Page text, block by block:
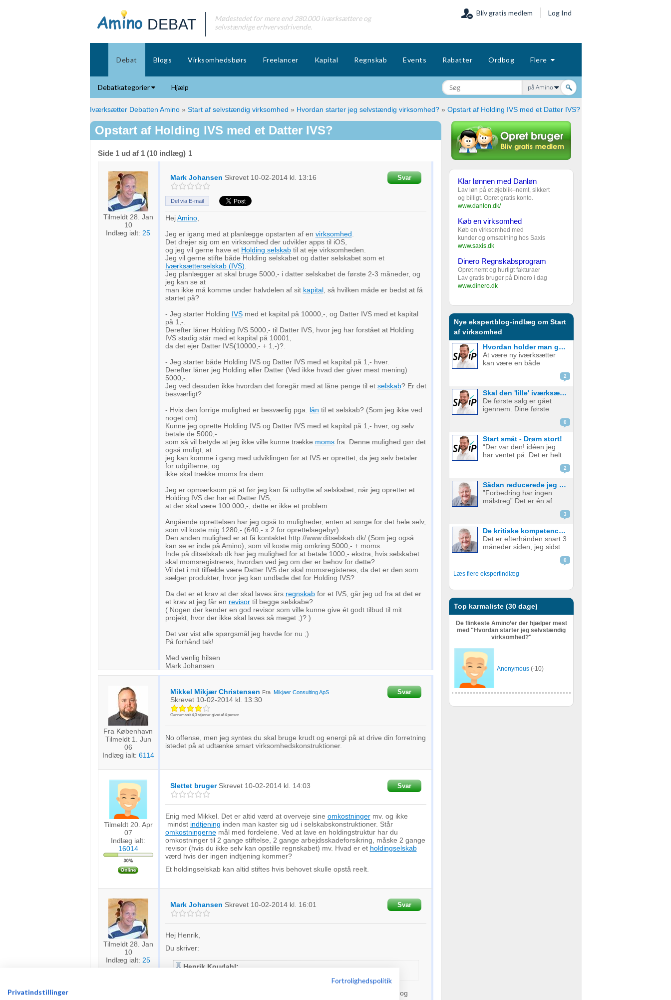
DEBAT
Mødestedet for mere end 280.000 iværksættere og
selvstændige erhvervsdrivende.
Bliv gratis medlem Log Ind
Debat Blogs Virksomhedsbørs Freelancer Kapital Regnskab Events Rabatter Ordbog Flere
Debatkategorier Hjælp på Amino
Iværksætter Debatten Amino » Start af selvstændig virksomhed » Hvordan starter jeg selvstændig virksomhed? » Opstart af Holding IVS med et Datter IVS?
Opstart af Holding IVS med et Datter IVS?
Side 1 ud af 1 (10 indlæg) 1
Tilmeldt 28. Jan
10
Indlæg ialt: 25
Mark Johansen Skrevet 10-02-2014kl. 13:16 Svar
Del via E-mail
HejAmino,
Jeg er igang med at planlægge opstarten af en virksomhed
Det drejer sig om en virksomhed der udvikler apps til iOS,
og jeg vil gerne have et Holding selskabtil at eje virksomheden.
Jeg vil gerne stifte både Holding selskabet og datter selskabet som et
Iværksætterselskab (IVS)
Jeg planlægger at skal bruge 5000,- i datter selskabet de første 2-3 måneder, og
jeg kan se at
man ikke må komme under halvdelen af sit kapital, så hvilken måde er bedst at få
startet på?
- Jeg starter Holding IVSmed et kapital på 10000,-, og Datter IVS med et kapital
på 1,-.
Derefter låner Holding IVS 5000,- til Datter IVS, hvor jeg har forstået at Holding
IVS stadig står med et kapital på 10001,
da det ejer Datter IVS(10000,- + 1,-)?.
- Jeg starter både Holding IVS og Datter IVS med et kapital på 1,- hver.
Derefter låner jeg Holding eller Datter (Ved ikke hvad der giver mest mening)
5000,-.
Jeg ved desuden ikke hvordan det foregår med at låne penge til et selskab? Er det
besværligt?
- Hvis den forrige mulighed er besværlig pga. lån til et selskab? (Som jeg ikke ved
noget om)
Kunne jeg oprette Holding IVS og Datter IVS med et kapital på 1,- hver, og selv
betale de 5000,-
som så vil betyde at jeg ikke ville kunne trække momsfra. Denne mulighed gør det
også muligt, at
jeg kan komme i gang med udviklingen før at IVS er oprettet, da jeg selv betaler
for udgifterne, og
ikke skal trække moms fra dem.
Jeg er opmærksom på at før jeg kan få udbytte af selskabet, når jeg opretter et
Holding IVS der har et Datter IVS,
at der skal være 100.000,-, dette er ikke et problem.
Angående oprettelsen har jeg også to muligheder, enten at sørge for det hele selv,
som vil koste mig 1280,- (640,- x 2 for oprettelsegebyr).
Den anden mulighed er at få kontaktet http://www.ditselskab.dk/ (Som jeg også
kan se er inde på Amino), som vil koste mig omkring 5000,- + moms.
Inde på ditselskab.dk har jeg mulighed for at betale 1000,- ekstra, hvis selskabet
skal momsregistreres, hvordan ved jeg om der er behov for dette?
Vil det i mit tilfælde være Datter IVS der skal momsregisteres, da det er den som
sælger produkter, hvor jeg kan undlade det for Holding IVS?
Da det er et krav at der skal laves års regnskabfor et IVS, går jeg ud fra at det er
et krav at jeg får en revisortil begge selskabe?
( Nogen der kender en god revisor som ville kunne give ét godt tilbud til mit
projekt, hvor der ikke skal laves så meget ;)? )
Det var vist alle spørgsmål jeg havde for nu ;)
På forhånd tak!
Med venlig hilsen
Mark Johansen
Fra København
Tilmeldt 1. Jun
06
Indlæg ialt: 6114
Mikkel Mikjær Christensen Fra Mikjaer Consulting ApS
Skrevet 10-02-2014kl. 13:30
Gennemsnit 4,0stjerner givet af 4person
Svar
No offense, men jeg syntes du skal bruge krudt og energi på at drive din forretning
istedet på at udtænke smart virksomhedskonstruktioner.
Tilmeldt 20. Apr
07
Indlæg ialt:
16014
Slettet bruger Skrevet 10-02-2014kl. 14:03 Svar
Enig med Mikkel. Det er altid værd at overveje sine omkostningermv. og ikke
mindst indtjening inden man kaster sig ud i selskabskonstruktioner. Står
omkostningernemål med fordelene. Ved at lave en holdingstruktur har du
omkostninger til 2 gange stiftelse, 2 gange arbejdsskadeforsikring, måske 2 gange
revisor (hvis du ikke selv kan opstille regnskabet) mv. Hvad er et holdingselskab
værd hvis der ingen indtjening kommer?
Et holdingselskab kan altid stiftes hvis behovet skulle opstå reelt.
Tilmeldt 28. Jan
10
Indlæg ialt: 25
Mark Johansen Skrevet 10-02-2014kl. 16:01 Svar
Hej Henrik,
Du skriver:
Henrik Koudahl:
Hvad ville omkostningerne være, hvis jeg starter med selv at stå som ejer, og
Klar lønnen med Danløn
Lav løn på et øjeblik–nemt, sikkert
og billigt. Opret gratis konto.
www.danlon.dk/
Køb en virksomhed
Køb en virksomhed med
kunder og omsætning hos Saxis
www.saxis.dk
Dinero Regnskabsprogram
Opret nemt og hurtigt fakturaer
Lav gratis bruger på Dinero i dag
www.dinero.dk
Nye ekspertblog-indlæg om Start
af virksomhed
Hvordan holder man gejsten oppe som ny iværksætter?
At være ny iværksætter
kan være en både
følger med at starte egen
virksomhed, er det som
mange jagter, men
2
Skal den 'lille' iværksætter bruge penge på digital marketing?
De første salg er gået
igennem. Dine første
tilfredse. Det virker virkelig
plads, og et marked for dit
produkt. Men hvornår skal
man så tage springet og
0
Start småt - Drøm stort!
“Der var den! idéen jeg
har ventet på. Det er helt
genialt. Det er det her, jeg
skal. Hvem vil IKKE betale
er mange gode
iværksætterhistorier
startet og med god grund.
2
Sådan reducerede jeg min ugentlige arbejdstid med +20 timer og tjente samtidig mange flere penge.
”Forbedring har ingen
målstreg” Det er én af
Jeg er efterhånden blevet
alder). Og selvom jeg
efterhånden har levet
iværksætterlivet i snart 50
3
De kritiske kompetencer til forudsigelig, langtidsholdbar profitabel vækst – og samtidig mindre arbejde - Del 1
Det er efterhånden snart 3
måneder siden, jeg sidst
blogindlæg har handlet
om mine refleksioner om
havde overs...
0
Læs flere ekspertindlæg
Top karmaliste (30 dage)
De flinkeste Amino’er der hjælper mest
med "Hvordan starter jeg selvstændig
virksomhed?"
Anonymous (-10)
Fortrolighedspolitik
Privatindstillinger